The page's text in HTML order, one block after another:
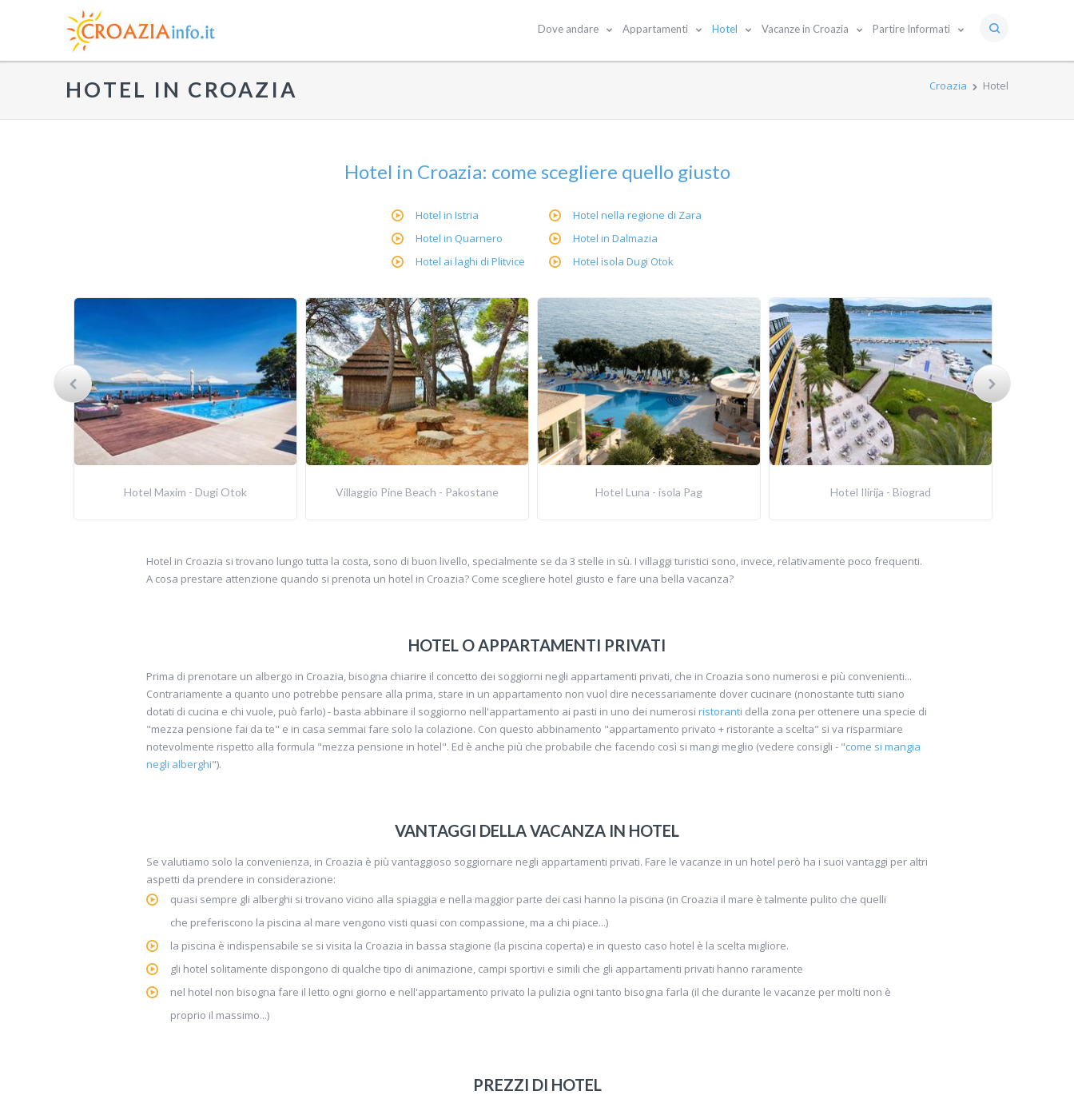
Dove andare Appartamenti Hotel Vacanze in Croazia Partire Informati
HOTEL IN CROAZIA Croazia Hotel
Hotel in Croazia: come scegliere quello giusto
Hotel in Istria
Hotel in Quarnero
Hotel ai laghi di Plitvice
Hotel nella regione di Zara
Hotel in Dalmazia
Hotel isola Dugi Otok
Hotel Maxim - Dugi Otok Villaggio Pine Beach - Pakostane Hotel Luna - isola Pag Hotel Ilirija - Biograd
Hotel in Croazia si trovano lungo tutta la costa, sono di buon livello, specialmente se da 3 stelle in sù. I villaggi turistici sono, invece, relativamente poco frequenti.
A cosa prestare attenzione quando si prenota un hotel in Croazia? Come scegliere hotel giusto e fare una bella vacanza?
HOTEL O APPARTAMENTI PRIVATI
Prima di prenotare un albergo in Croazia, bisogna chiarire il concetto dei soggiorni negli appartamenti privati, che in Croazia sono numerosi e più convenienti...
Contrariamente a quanto uno potrebbe pensare alla prima, stare in un appartamento non vuol dire necessariamente dover cucinare (nonostante tutti siano
dotati di cucina e chi vuole, può farlo) - basta abbinare il soggiorno nell'appartamento ai pasti in uno dei numerosi ristoranti della zona per ottenere una specie di
"mezza pensione fai da te" e in casa semmai fare solo la colazione. Con questo abbinamento "appartamento privato + ristorante a scelta" si va risparmiare
notevolmente rispetto alla formula "mezza pensione in hotel". Ed è anche più che probabile che facendo così si mangi meglio (vedere consigli - "come si mangia
negli alberghi").
VANTAGGI DELLA VACANZA IN HOTEL
Se valutiamo solo la convenienza, in Croazia è più vantaggioso soggiornare negli appartamenti privati. Fare le vacanze in un hotel però ha i suoi vantaggi per altri
aspetti da prendere in considerazione:
quasi sempre gli alberghi si trovano vicino alla spiaggia e nella maggior parte dei casi hanno la piscina (in Croazia il mare è talmente pulito che quelli
che preferiscono la piscina al mare vengono visti quasi con compassione, ma a chi piace...)
la piscina è indispensabile se si visita la Croazia in bassa stagione (la piscina coperta) e in questo caso hotel è la scelta migliore.
gli hotel solitamente dispongono di qualche tipo di animazione, campi sportivi e simili che gli appartamenti privati hanno raramente
nel hotel non bisogna fare il letto ogni giorno e nell'appartamento privato la pulizia ogni tanto bisogna farla (il che durante le vacanze per molti non è
proprio il massimo...)
PREZZI DI HOTEL